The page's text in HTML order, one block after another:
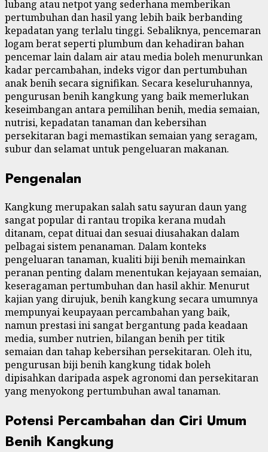
lubang atau netpot yang sederhana memberikan
pertumbuhan dan hasil yang lebih baik berbanding
kepadatan yang terlalu tinggi. Sebaliknya, pencemaran
logam berat seperti plumbum dan kehadiran bahan
pencemar lain dalam air atau media boleh menurunkan
kadar percambahan, indeks vigor dan pertumbuhan
anak benih secara signifikan. Secara keseluruhannya,
pengurusan benih kangkung yang baik memerlukan
keseimbangan antara pemilihan benih, media semaian,
nutrisi, kepadatan tanaman dan kebersihan
persekitaran bagi memastikan semaian yang seragam,
subur dan selamat untuk pengeluaran makanan.
Pengenalan
Kangkung merupakan salah satu sayuran daun yang
sangat popular di rantau tropika kerana mudah
ditanam, cepat dituai dan sesuai diusahakan dalam
pelbagai sistem penanaman. Dalam konteks
pengeluaran tanaman, kualiti biji benih memainkan
peranan penting dalam menentukan kejayaan semaian,
keseragaman pertumbuhan dan hasil akhir. Menurut
kajian yang dirujuk, benih kangkung secara umumnya
mempunyai keupayaan percambahan yang baik,
namun prestasi ini sangat bergantung pada keadaan
media, sumber nutrien, bilangan benih per titik
semaian dan tahap kebersihan persekitaran. Oleh itu,
pengurusan biji benih kangkung tidak boleh
dipisahkan daripada aspek agronomi dan persekitaran
yang menyokong pertumbuhan awal tanaman.
Potensi Percambahan dan Ciri Umum
Benih Kangkung